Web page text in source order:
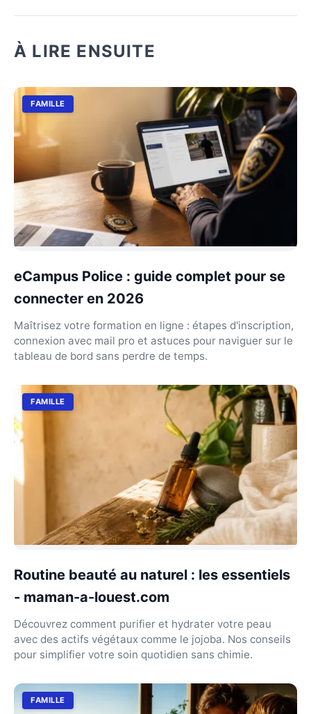
À LIRE ENSUITE
FAMILLE
eCampus Police : guide complet pour se
connecter en 2026
Maîtrisez votre formation en ligne : étapes d'inscription,
connexion avec mail pro et astuces pour naviguer sur le
tableau de bord sans perdre de temps.
FAMILLE
Routine beauté au naturel : les essentiels
- maman-a-louest.com
Découvrez comment purifier et hydrater votre peau
avec des actifs végétaux comme le jojoba. Nos conseils
pour simplifier votre soin quotidien sans chimie.
FAMILLE